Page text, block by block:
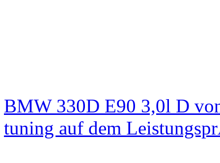
BMW 330D E90 3,0l D
tuning auf dem